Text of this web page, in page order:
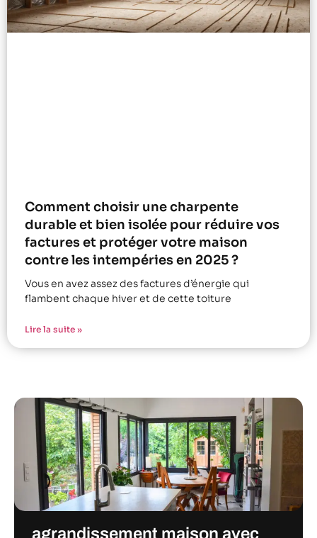
Comment choisir une charpente
durable et bien isolée pour réduire vos
factures et protéger votre maison
contre les intempéries en 2025 ?
Vous en avez assez des factures d’énergie qui
flambent chaque hiver et de cette toiture
Lire la suite »
agrandissement maison avec